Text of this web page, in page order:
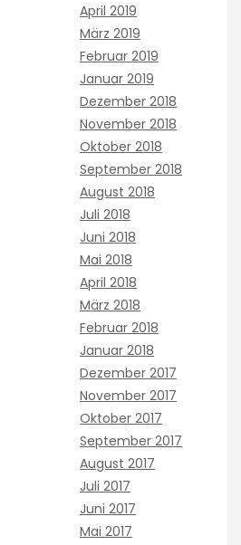
April 2019
März 2019
Februar 2019
Januar 2019
Dezember 2018
November 2018
Oktober 2018
September 2018
August 2018
Juli 2018
Juni 2018
Mai 2018
April 2018
März 2018
Februar 2018
Januar 2018
Dezember 2017
November 2017
Oktober 2017
September 2017
August 2017
Juli 2017
Juni 2017
Mai 2017